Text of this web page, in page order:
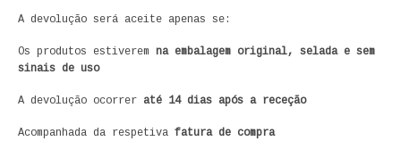
A devolução será aceite apenas se:
Os produtos estiverem na embalagem original, selada e sem
sinais de uso
A devolução ocorrer até 14 dias após a receção
Acompanhada da respetiva fatura de compra